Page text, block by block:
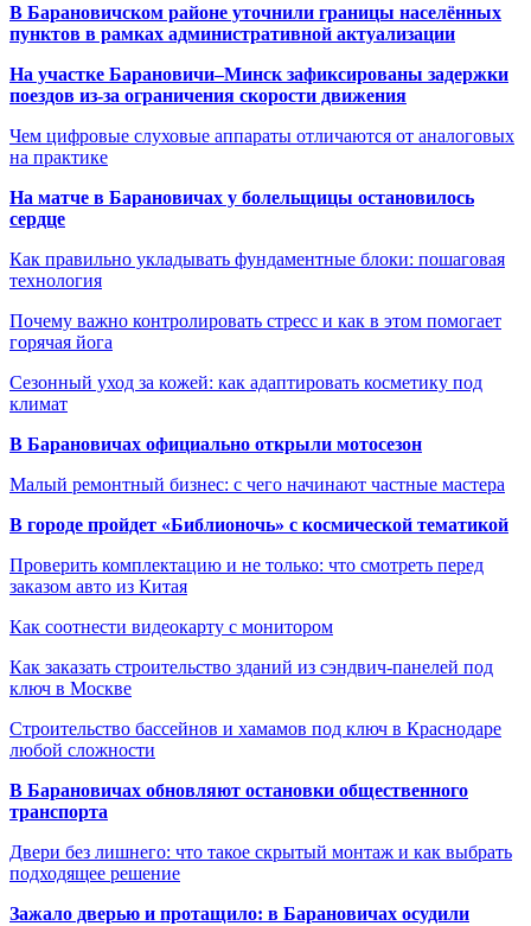
В Барановичском районе уточнили границы населённых
пунктов в рамках административной актуализации
На участке Барановичи–Минск зафиксированы задержки
поездов из-за ограничения скорости движения
Чем цифровые слуховые аппараты отличаются от аналоговых
на практике
На матче в Барановичах у болельщицы остановилось
сердце
Как правильно укладывать фундаментные блоки: пошаговая
технология
Почему важно контролировать стресс и как в этом помогает
горячая йога
Сезонный уход за кожей: как адаптировать косметику под
климат
В Барановичах официально открыли мотосезон
Малый ремонтный бизнес: с чего начинают частные мастера
В городе пройдет «Библионочь» с космической тематикой
Проверить комплектацию и не только: что смотреть перед
заказом авто из Китая
Как соотнести видеокарту с монитором
Как заказать строительство зданий из сэндвич-панелей под
ключ в Москве
Строительство бассейнов и хамамов под ключ в Краснодаре
любой сложности
В Барановичах обновляют остановки общественного
транспорта
Двери без лишнего: что такое скрытый монтаж и как выбрать
подходящее решение
Зажало дверью и протащило: в Барановичах осудили